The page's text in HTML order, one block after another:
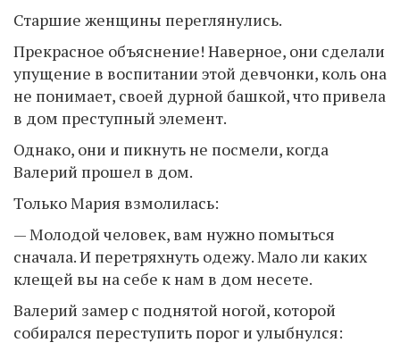
Старшие женщины переглянулись.
Прекрасное объяснение! Наверное, они сделали
упущение в воспитании этой девчонки, коль она
не понимает, своей дурной башкой, что привела
в дом преступный элемент.
Однако, они и пикнуть не посмели, когда
Валерий прошел в дом.
Только Мария взмолилась:
— Молодой человек, вам нужно помыться
сначала. И перетряхнуть одежу. Мало ли каких
клещей вы на себе к нам в дом несете.
Валерий замер с поднятой ногой, которой
собирался переступить порог и улыбнулся: